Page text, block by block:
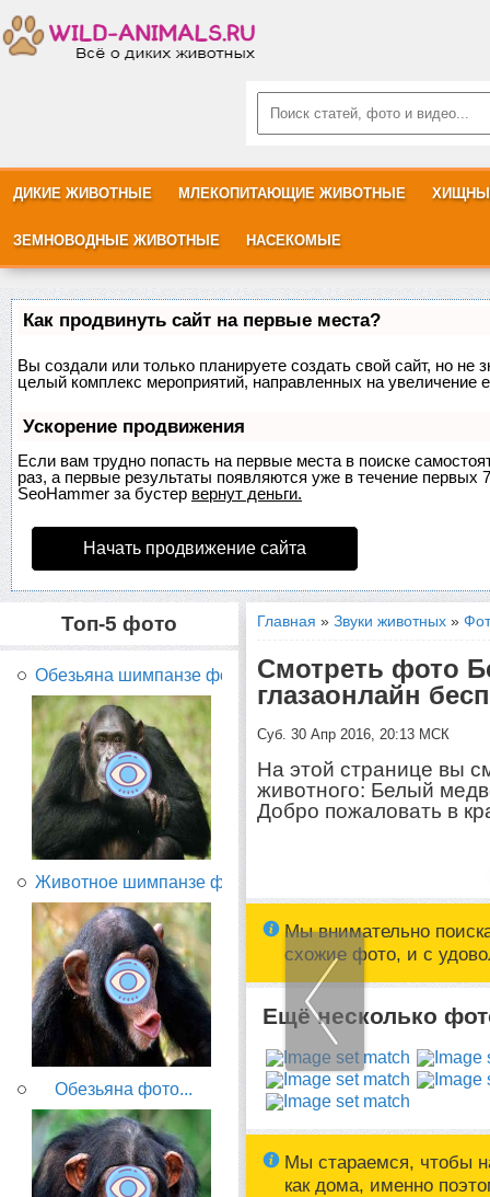
ДИКИЕ ЖИВОТНЫЕ МЛЕКОПИТАЮЩИЕ ЖИВОТНЫЕ
ЗЕМНОВОДНЫЕ ЖИВОТНЫЕ НАСЕКОМЫЕ
Как продвинуть сайт на первые места?
Вы создали или только планируете создать свой сайт, но не
целый комплекс мероприятий, направленных на увеличение
Ускорение продвижения
Если вам трудно попасть на первые места в поиске
раз, а первые результаты появляются уже в течение первых
SeoHammer за бустер вернут деньги.
Начать продвижение сайта
Топ-5 фото
Обезьяна шимпанзе фото...
Животное шимпанзе фото...
Обезьяна фото...
Главная »Звуки животных »
Смотреть фото
глазаонлайн
Суб. 30 Апр 2016, 20:13 МСК
На этой странице вы
животного: Белый
Добро пожаловать в
Мы внимательно
схожие фото, и с
Ещё несколько
Мы стараемся, чтобы
как дома, именно